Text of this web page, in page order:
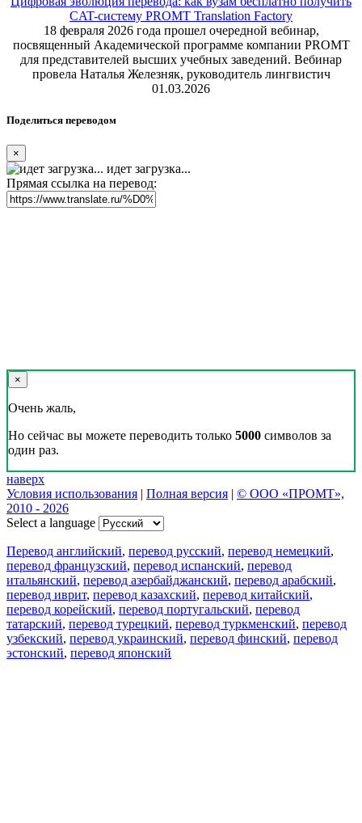
CAT-систему PROMT Translation Factory
18 февраля 2026 года прошел очередной вебинар,
посвященный Академической программе компании PROMT
для представителей высших учебных заведений. Вебинар
провела Наталья Железняк, руководитель лингвистич
01.03.2026
Поделиться переводом
×
идет загрузка...
Прямая ссылка на перевод:
×
Очень жаль,
Но сейчас вы можете переводить только 5000 символов за
один раз.
наверх
Условия использования | Полная версия | © ООО «ПРОМТ»,
2010 - 2026
Select a language
Перевод английский, перевод русский, перевод немецкий,
перевод французский, перевод испанский, перевод
итальянский, перевод азербайджанский, перевод арабский,
перевод иврит, перевод казахский, перевод китайский,
перевод корейский, перевод португальский, перевод
татарский, перевод турецкий, перевод туркменский, перевод
узбекский, перевод украинский, перевод финский, перевод
эстонский, перевод японский